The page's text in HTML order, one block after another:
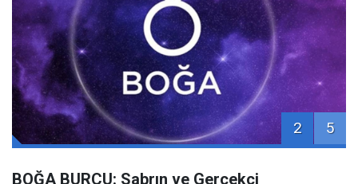
2 5
BOĞA BURCU: Sabrın ve Gerçekçi